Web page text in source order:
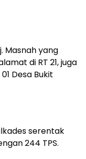
Masnah yang
di RT 21, juga
Desa Bukit
serentak
244 TPS.